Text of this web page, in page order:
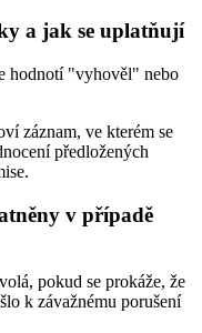
a jak se uplatňují
hodnotí "vyhověl" nebo
záznam, ve kterém se
předložených
v případě
pokud se prokáže, že
k závažnému porušení